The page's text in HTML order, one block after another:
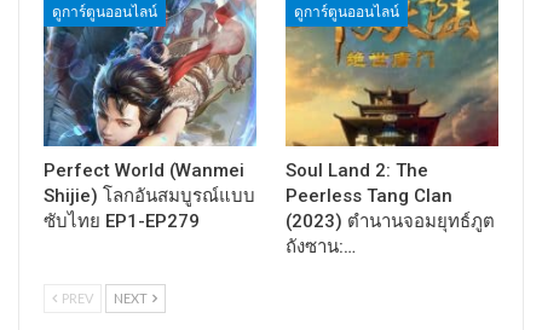
ดูการ์ตูนออนไลน์
Perfect World (Wanmei
Shijie) โลกอันสมบูรณ์แบบ
ซับไทย EP1-EP279
ดูการ์ตูนออนไลน์
Soul Land 2: The
Peerless Tang Clan
(2023) ตำนานจอมยุทธ์ภูต
ถังซาน:…
PREV NEXT